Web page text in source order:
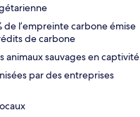
de l’empreinte carbone émise
de carbone
animaux sauvages en captivité
par des entreprises